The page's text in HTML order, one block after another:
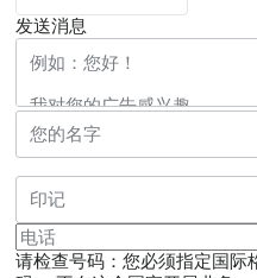
发送消息
请检查号码：您必须指定国际